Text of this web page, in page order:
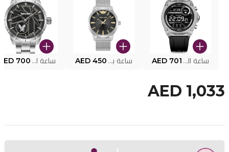
ساعة البوليس الذكية MY.AVATAR PEIUN0000101 AED 701 ساعة بوليس للرجال PEWJG0005002 AED 450 ساعة البوليس PEWJG2227302 700
AED 1,033